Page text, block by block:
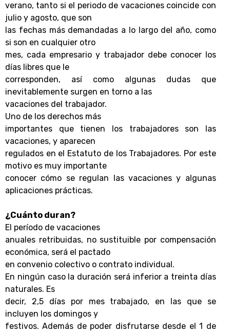
verano, tanto si el periodo de vacaciones coincide con
julio y agosto, que son
las fechas más demandadas a lo largo del año, como
si son en cualquier otro
mes, cada empresario y trabajador debe conocer los
días libres que le
corresponden, así como algunas dudas que
inevitablemente surgen en torno a las
vacaciones del trabajador.
Uno de los derechos más
importantes que tienen los trabajadores son las
vacaciones, y aparecen
regulados en el Estatuto de los Trabajadores. Por este
motivo es muy importante
conocer cómo se regulan las vacaciones y algunas
aplicaciones prácticas.
¿Cuánto duran?
El período de vacaciones
anuales retribuidas, no sustituible por compensación
económica, será el pactado
en convenio colectivo o contrato individual.
En ningún caso la duración será inferior a treinta días
naturales. Es
decir, 2,5 días por mes trabajado, en las que se
incluyen los domingos y
festivos. Además de poder disfrutarse desde el 1 de